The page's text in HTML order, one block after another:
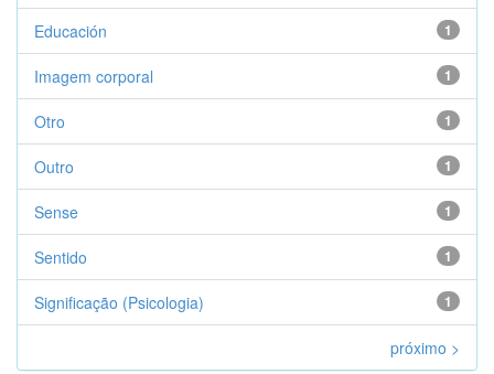
1
Educación
1
Imagem corporal
1
Otro
1
Outro
1
Sense
1
Sentido
1
Significação (Psicologia)
próximo >